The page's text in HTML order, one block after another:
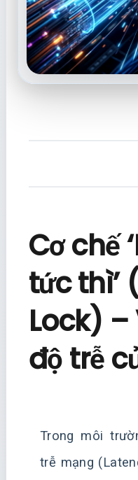
Cơ chế
tức thì’
Lock)
độ trễ
Trong môi
trễ mạng